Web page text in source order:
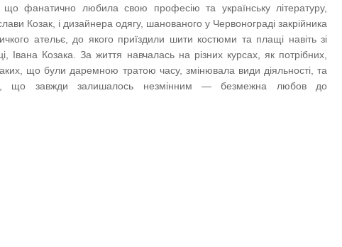
фанатично любила свою професію та українську літературу,
Козак, і дизайнера одягу, шанованого у Червонограді закрійника
ательє, до якого приїздили шити костюми та плащі навіть зі
Івана Козака. За життя навчалась на різних курсах, як потрібних,
що були даремною тратою часу, змінювала види діяльності, та
що завжди залишалось незмінним — безмежна любов до